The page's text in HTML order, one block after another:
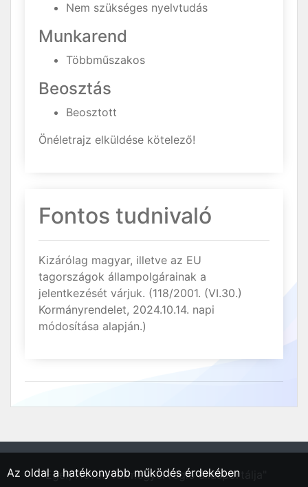
Nem szükséges nyelvtudás
Munkarend
Többműszakos
Beosztás
Beosztott
Önéletrajz elküldése kötelező!
Fontos tudnivaló
Kizárólag magyar, illetve az EU
tagországok állampolgárainak a
jelentkezését várjuk. (118/2001. (VI.30.)
Kormányrendelet, 2024.10.14. napi
módosítása alapján.)
"Eger, Heves vármegyei régió állásportálja"
Az oldal a hatékonyabb működés érdekében